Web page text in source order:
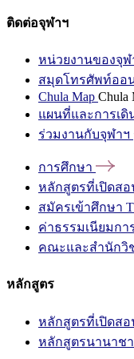
ติดต่อจุฬาฯ
หน่วยงานของจุฬ
สมุดโทรศัพท์ออ
Chula Map Chula
แผนที่และการเดิ
ร่วมงานกับจุฬาฯ
การศึกษา
หลักสูตรที่เปิดสอ
สมัครเข้าศึกษา
ค่าธรรมเนียมกา
คณะและสำนักวิ
หลักสูตร
หลักสูตรที่เปิดส
หลักสูตรนานาช